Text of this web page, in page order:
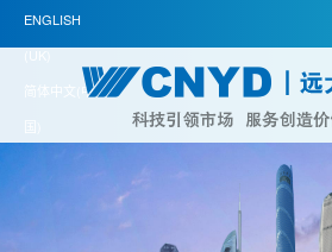
ENGLISH
(UK)
简体中文(中
国)